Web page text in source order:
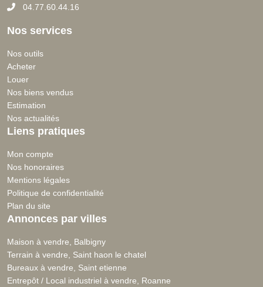
04.77.60.44.16
Nos services
Nos outils
Acheter
Louer
Nos biens vendus
Estimation
Nos actualités
Liens pratiques
Mon compte
Nos honoraires
Mentions légales
Politique de confidentialité
Plan du site
Annonces par villes
Maison à vendre, Balbigny
Terrain à vendre, Saint haon le chatel
Bureaux à vendre, Saint etienne
Entrepôt / Local industriel à vendre, Roanne